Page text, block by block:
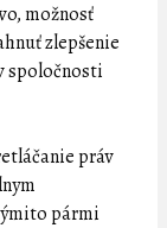
možnosť
zlepšenie
spoločnosti
práv
pármi